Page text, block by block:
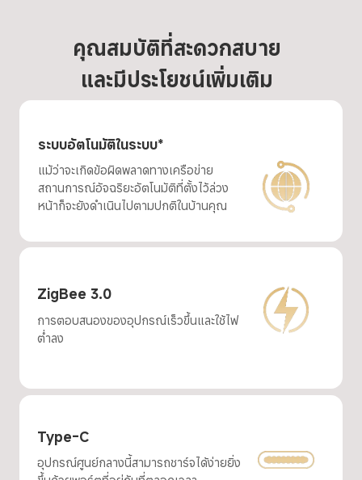
คุณสมบัติที่สะดวกสบาย
และมีประโยชน์เพิ่มเติม
ระบบอัตโนมัติในระบบ*
แม้ว่าจะเกิดข้อผิดพลาดทางเครือข่าย
สถานการณ์อัจฉริยะอัตโนมัติที่ตั้งไว้ล่วง
หน้าก็จะยังดำเนินไปตามปกติในบ้านคุณ
ZigBee 3.0
การตอบสนองของอุปกรณ์เร็วขึ้นและใช้ไฟ
ต่ำลง
Type-C
อุปกรณ์ศูนย์กลางนี้สามารถชาร์จได้ง่ายยิ่ง